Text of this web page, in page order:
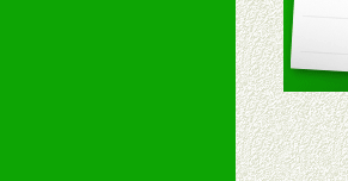
4、营销技
5、返利奖
6、售后服
7、退换货
十、代理条